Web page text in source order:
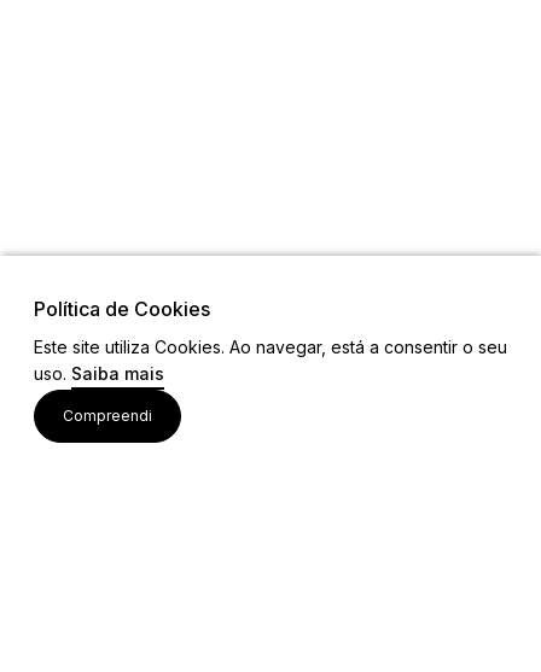
Política de Cookies
Este site utiliza Cookies. Ao navegar, está a consentir o seu
uso. Saiba mais
Compreendi
Links
Ligações Úteis
Contactos